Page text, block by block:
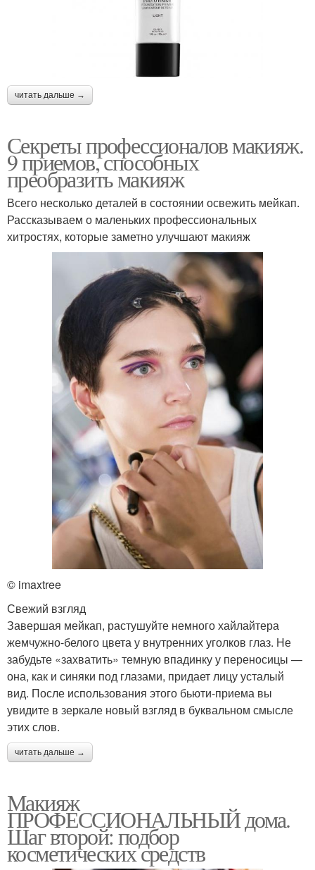
читать дальше →
Секреты профессионалов макияж.
9 приемов, способных
преобразить макияж
Всего несколько деталей в состоянии освежить мейкап.
Рассказываем о маленьких профессиональных
хитростях, которые заметно улучшают макияж
© imaxtree
Свежий взгляд
Завершая мейкап, растушуйте немного хайлайтера
жемчужно-белого цвета у внутренних уголков глаз. Не
забудьте «захватить» темную впадинку у переносицы —
она, как и синяки под глазами, придает лицу усталый
вид. После использования этого бьюти-приема вы
увидите в зеркале новый взгляд в буквальном смысле
этих слов.
читать дальше →
Макияж
ПРОФЕССИОНАЛЬНЫЙ дома.
Шаг второй: подбор
косметических средств